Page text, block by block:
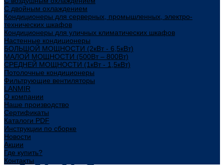
С двойным охлаждением
Кондиционеры для серверных, промышленных, электро-
технических шкафов
Кондиционеры для уличных климатических шкафов
Настенные кондиционеры
БОЛЬШОЙ МОЩНОСТИ (2кВт - 6,5кВт)
МАЛОЙ МОЩНОСТИ (500Вт – 800Вт)
СРЕДНЕЙ МОЩНОСТИ (1кВт - 1,5кВт)
Потолочные кондиционеры
Фильтрующие вентиляторы
LANMIR
О компании
Наше производство
Сертификаты
Каталоги PDF
Инструкции по сборке
Новости
Акции
Где купить?
Контакты